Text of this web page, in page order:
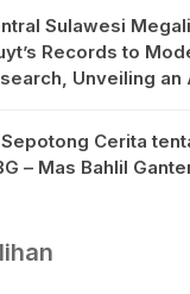
Sulawesi
Records to
Unveiling an
Cerita
– Mas Bahlil